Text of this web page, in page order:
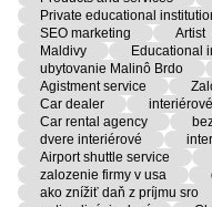
Private educational
SEO marketing
Artist
Maldivy
Educational
ubytovanie Malinô Brdo
Agistment service
Car dealer
Car rental agency
dvere interiérové
Airport shuttle service
zalozenie firmy v usa
ako znížiť daň z príjmu sro